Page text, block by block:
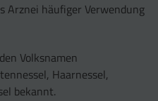
Arznei häufiger Verwendung
Volksnamen
Haarnessel,
bekannt.